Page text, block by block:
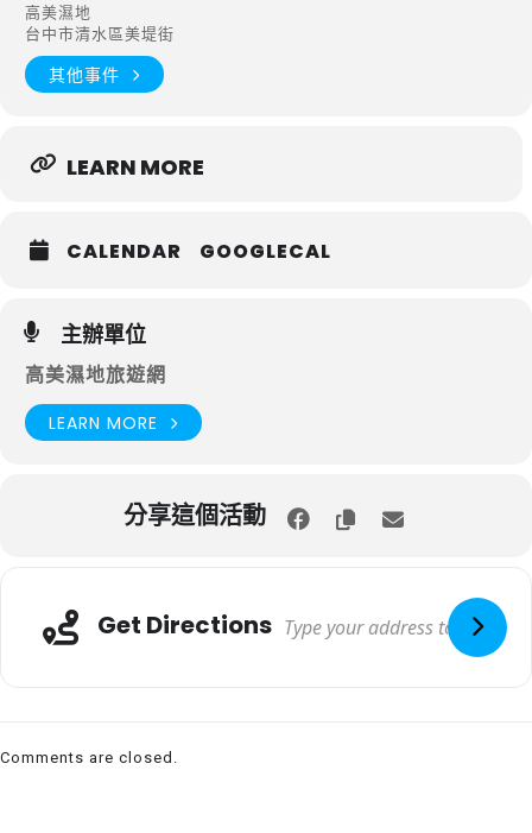
高美濕地
台中市清水區美堤街
其他事件
LEARN MORE
CALENDAR GOOGLECAL
主辦單位
高美濕地旅遊網
LEARN MORE
分享這個活動
Get Directions
Comments are closed.